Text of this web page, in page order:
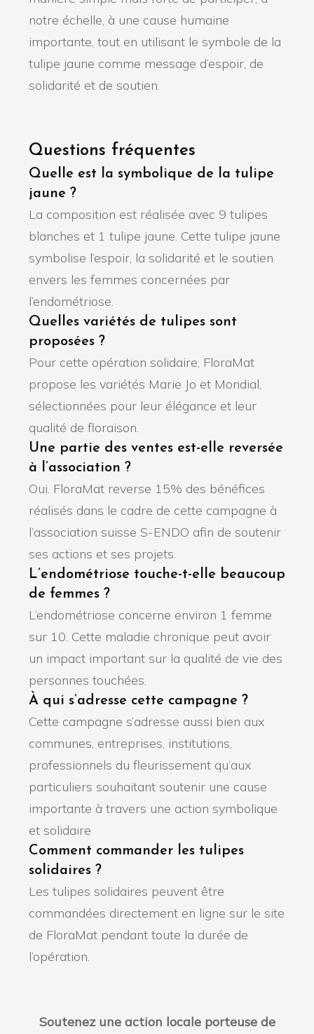
notre échelle, à une cause humaine
importante, tout en utilisant le symbole de la
tulipe jaune comme message d’espoir, de
solidarité et de soutien.
Questions fréquentes
Quelle est la symbolique de la tulipe
jaune ?
La composition est réalisée avec 9 tulipes
blanches et 1 tulipe jaune. Cette tulipe jaune
symbolise l’espoir, la solidarité et le soutien
envers les femmes concernées par
l’endométriose.
Quelles variétés de tulipes sont
proposées ?
Pour cette opération solidaire, FloraMat
propose les variétés Marie Jo et Mondial,
sélectionnées pour leur élégance et leur
qualité de floraison.
Une partie des ventes est-elle reversée
à l’association ?
Oui. FloraMat reverse 15% des bénéfices
réalisés dans le cadre de cette campagne à
l’association suisse S-ENDO afin de soutenir
ses actions et ses projets.
L’endométriose touche-t-elle beaucoup
de femmes ?
L’endométriose concerne environ 1 femme
sur 10. Cette maladie chronique peut avoir
un impact important sur la qualité de vie des
personnes touchées.
À qui s’adresse cette campagne ?
Cette campagne s’adresse aussi bien aux
communes, entreprises, institutions,
professionnels du fleurissement qu’aux
particuliers souhaitant soutenir une cause
importante à travers une action symbolique
et solidaire
Comment commander les tulipes
solidaires ?
Les tulipes solidaires peuvent être
commandées directement en ligne sur le site
de FloraMat pendant toute la durée de
l’opération.
Soutenez une action locale porteuse de